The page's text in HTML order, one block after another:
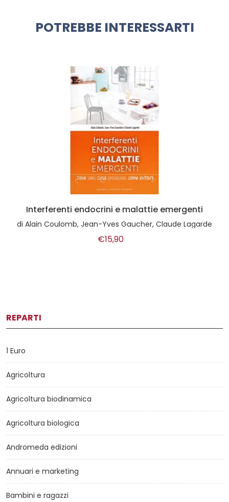
POTREBBE INTERESSARTI
Interferenti endocrini e malattie emergenti
di Alain Coulomb, Jean-Yves Gaucher, Claude Lagarde
€15,90
REPARTI
1 Euro
Agricoltura
Agricoltura biodinamica
Agricoltura biologica
Andromeda edizioni
Annuari e marketing
Bambini e ragazzi